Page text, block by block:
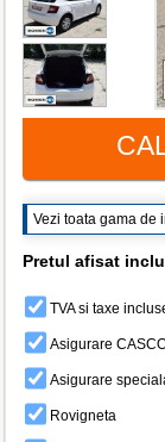
Vezi toata gama de
Pretul afisat
TVA si taxe
Asigurare
Asigurare
Rovigneta